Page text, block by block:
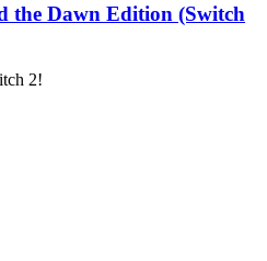
the Dawn Edition (Switch
2!